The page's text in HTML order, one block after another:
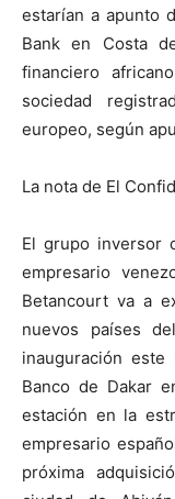
estarían a apunto
Bank en Costa
financiero
sociedad
europeo, según
La nota de El
El grupo inversor
empresario
Betancourt va a
nuevos países
inauguración
Banco de Dakar
estación en la
empresario
próxima